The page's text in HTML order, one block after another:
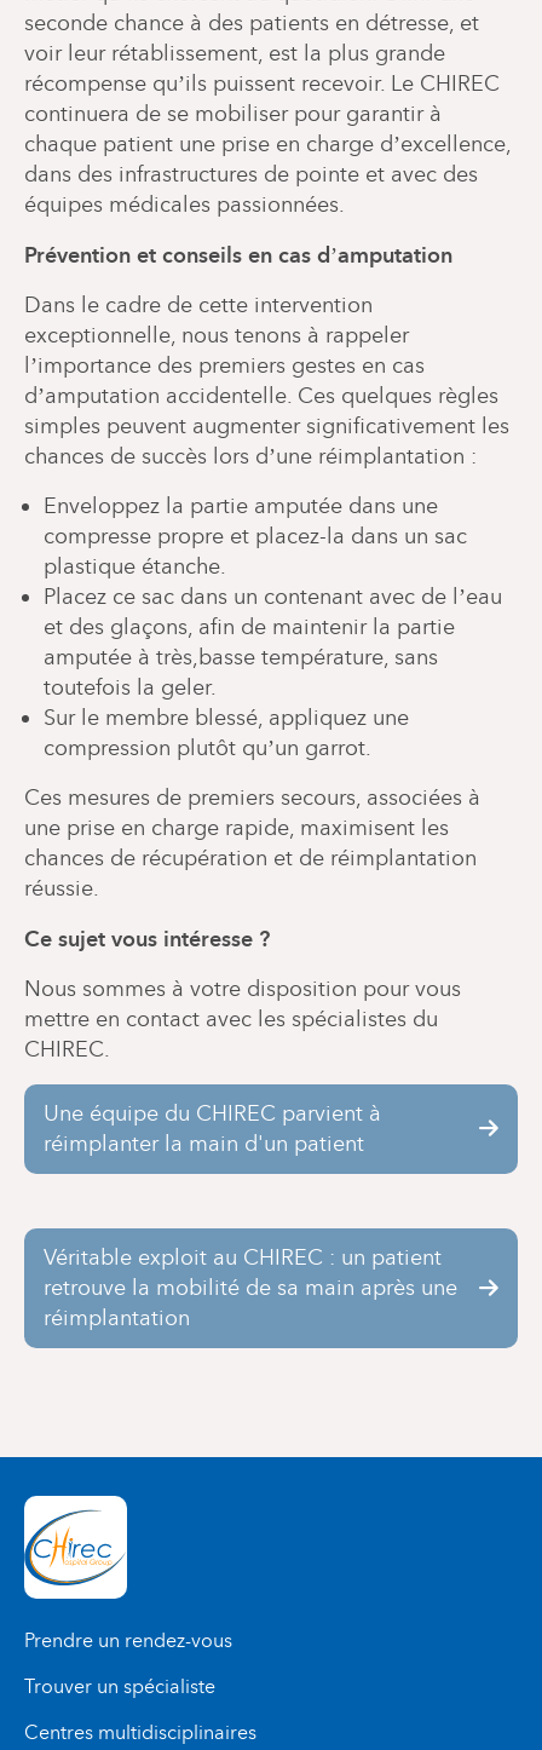
seconde chance à des patients en détresse, et
voir leur rétablissement, est la plus grande
récompense qu’ils puissent recevoir. Le CHIREC
continuera de se mobiliser pour garantir à
chaque patient une prise en charge d’excellence,
dans des infrastructures de pointe et avec des
équipes médicales passionnées.
Prévention et conseils en cas d’amputation
Dans le cadre de cette intervention
exceptionnelle, nous tenons à rappeler
l’importance des premiers gestes en cas
d’amputation accidentelle. Ces quelques règles
simples peuvent augmenter significativement les
chances de succès lors d’une réimplantation :
Enveloppez la partie amputée dans une
compresse propre et placez-la dans un sac
plastique étanche.
Placez ce sac dans un contenant avec de l’eau
et des glaçons, afin de maintenir la partie
amputée à très,basse température, sans
toutefois la geler.
Sur le membre blessé, appliquez une
compression plutôt qu’un garrot.
Ces mesures de premiers secours, associées à
une prise en charge rapide, maximisent les
chances de récupération et de réimplantation
réussie.
Ce sujet vous intéresse ?
Nous sommes à votre disposition pour vous
mettre en contact avec les spécialistes du
CHIREC.
Une équipe du CHIREC parvient à
réimplanter la main d'un patient
Véritable exploit au CHIREC : un patient
retrouve la mobilité de sa main après une
réimplantation
Prendre un rendez-vous
Trouver un spécialiste
Centres multidisciplinaires